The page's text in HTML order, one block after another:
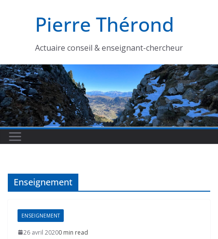
Pierre Thérond
Actuaire conseil & enseignant-chercheur
Enseignement
ENSEIGNEMENT
26 avril 20200 min read